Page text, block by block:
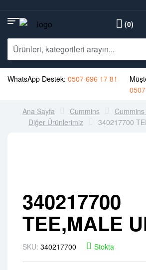
(0)
WhatsApp Destek: 0507 696 17 81
Ana Sayfa Cummins
Diğer Ürünlerimiz
340217700
340217700
TEE,MALE
SKU: 340217700 Stokta